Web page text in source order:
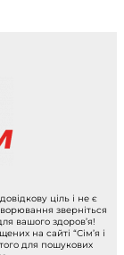
ціль і не є
зверніться
вашого здоров’я!
на сайті “Сім’я і
для пошукових